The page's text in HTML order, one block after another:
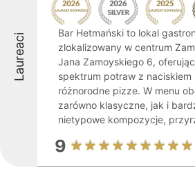
Laureaci
Bar Hetmański to lokal
zlokalizowany w centrum
Jana Zamoyskiego 6,
spektrum potraw z naciskiem
różnorodne pizze. W menu
zarówno klasyczne, jak i
nietypowe kompozycje,
9